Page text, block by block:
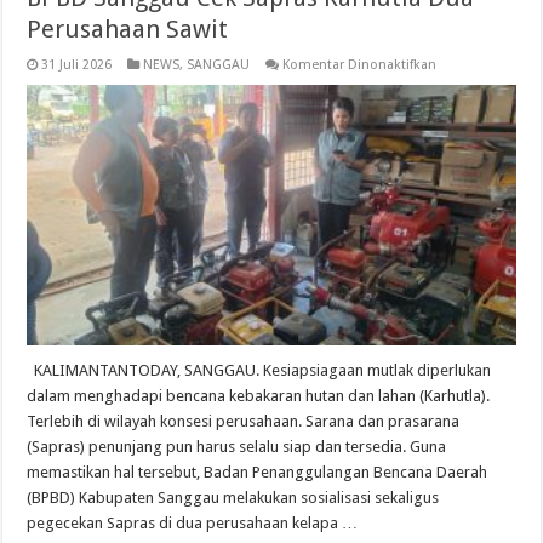
Perusahaan Sawit
31 Juli 2026 NEWS, SANGGAU Komentar Dinonaktifkan
Sanggau
Cek
Sapras
Karhutla
Dua
Perusahaan
Sawit
KALIMANTANTODAY, SANGGAU. Kesiapsiagaan mutlak diperlukan
dalam menghadapi bencana kebakaran hutan dan lahan (Karhutla).
Terlebih di wilayah konsesi perusahaan. Sarana dan prasarana
(Sapras) penunjang pun harus selalu siap dan tersedia. Guna
memastikan hal tersebut, Badan Penanggulangan Bencana Daerah
(BPBD) Kabupaten Sanggau melakukan sosialisasi sekaligus
pegecekan Sapras di dua perusahaan kelapa …